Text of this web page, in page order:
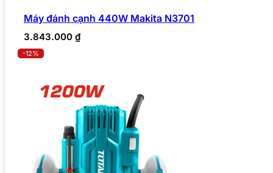
Máy đánh cạnh 440W Makita N3701
3.843.000 ₫
-12%